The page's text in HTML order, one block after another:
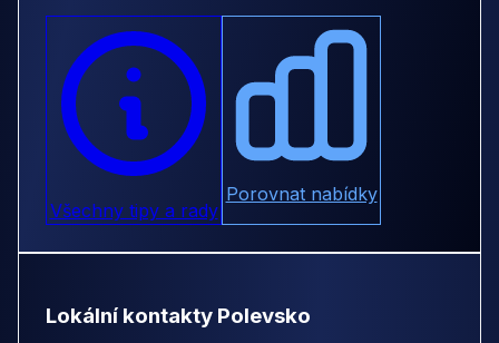
Všechny tipy a rady
Porovnat nabídky
Lokální kontakty Polevsko